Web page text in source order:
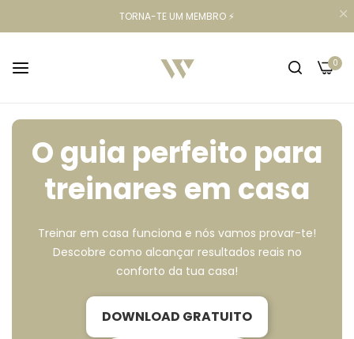
TORNA-TE UM MEMBRO ⚡️
0
O guia perfeito para
treinares em casa
Treinar em casa funciona e nós vamos provar-te!
Descobre como alcançar resultados reais no
conforto da tua casa!
DOWNLOAD GRATUITO